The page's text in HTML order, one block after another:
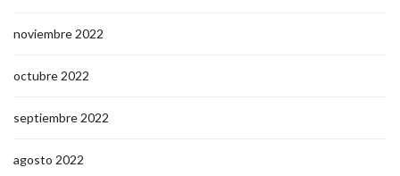
noviembre 2022
octubre 2022
septiembre 2022
agosto 2022